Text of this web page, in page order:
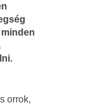
orrok,